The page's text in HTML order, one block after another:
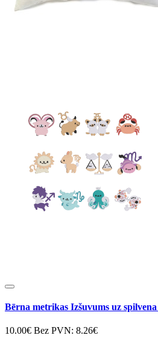
Bērna metrikas Izšuvums uz
10.00€ Bez PVN: 8.26€